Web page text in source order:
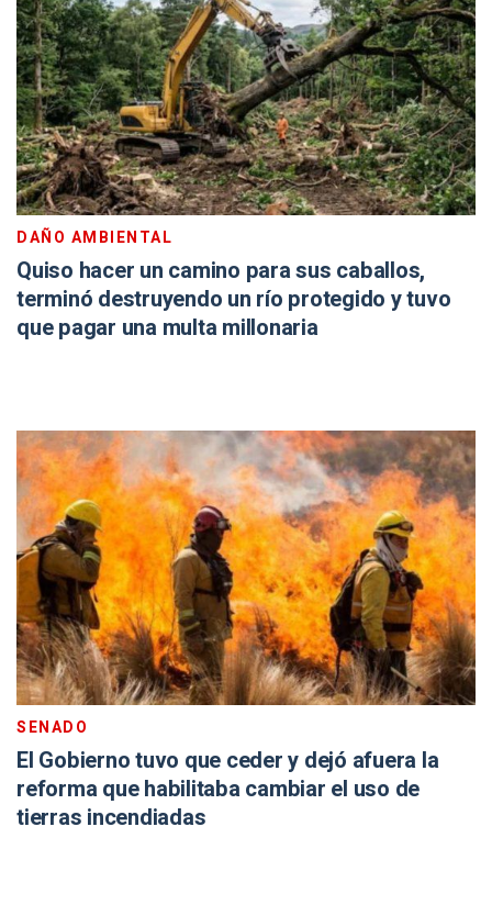
DAÑO AMBIENTAL
Quiso hacer un camino para sus caballos,
terminó destruyendo un río protegido y tuvo
que pagar una multa millonaria
SENADO
El Gobierno tuvo que ceder y dejó afuera la
reforma que habilitaba cambiar el uso de
tierras incendiadas